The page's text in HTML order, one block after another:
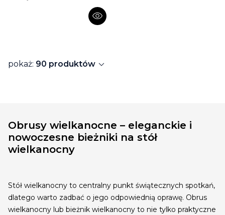
visibility
pokaż: 90 produktów expand_more
Obrusy wielkanocne – eleganckie i
nowoczesne bieżniki na stół
wielkanocny
Stół wielkanocny to centralny punkt świątecznych spotkań,
dlatego warto zadbać o jego odpowiednią oprawę. Obrus
wielkanocny lub bieżnik wielkanocny to nie tylko praktyczne